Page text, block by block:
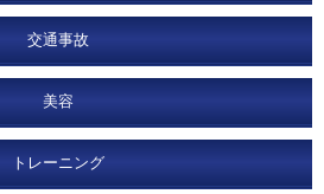
交通事故
美容
トレーニング